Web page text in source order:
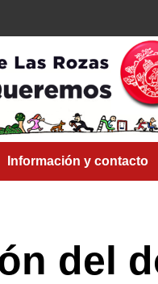
Información y contacto
del